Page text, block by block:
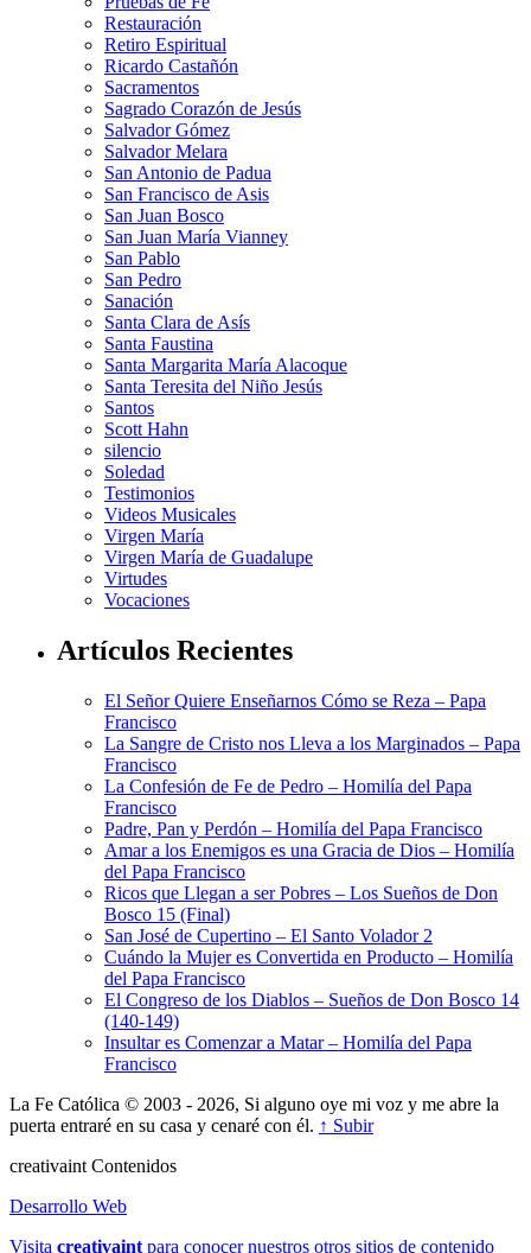
Restauración
Retiro Espiritual
Ricardo Castañón
Sacramentos
Sagrado Corazón de Jesús
Salvador Gómez
Salvador Melara
San Antonio de Padua
San Francisco de Asis
San Juan Bosco
San Juan María Vianney
San Pablo
San Pedro
Sanación
Santa Clara de Asís
Santa Faustina
Santa Margarita María Alacoque
Santa Teresita del Niño Jesús
Santos
Scott Hahn
silencio
Soledad
Testimonios
Videos Musicales
Virgen María
Virgen María de Guadalupe
Virtudes
Vocaciones
Artículos Recientes
El Señor Quiere Enseñarnos Cómo se Reza – Papa
Francisco
La Sangre de Cristo nos Lleva a los Marginados – Papa
Francisco
La Confesión de Fe de Pedro – Homilía del Papa
Francisco
Padre, Pan y Perdón – Homilía del Papa Francisco
Amar a los Enemigos es una Gracia de Dios – Homilía
del Papa Francisco
Ricos que Llegan a ser Pobres – Los Sueños de Don
Bosco 15 (Final)
San José de Cupertino – El Santo Volador 2
Cuándo la Mujer es Convertida en Producto – Homilía
del Papa Francisco
El Congreso de los Diablos – Sueños de Don Bosco 14
(140-149)
Insultar es Comenzar a Matar – Homilía del Papa
Francisco
La Fe Católica © 2003 - 2026, Si alguno oye mi voz y me abre la
puerta entraré en su casa y cenaré con él. ↑ Subir
creativaint Contenidos
Desarrollo Web
Visita creativaint para conocer nuestros otros sitios de contenido